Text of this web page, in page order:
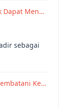
Dapat Men…
sebagai
Ke…